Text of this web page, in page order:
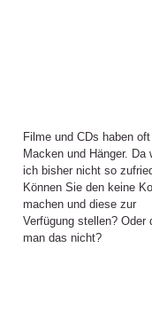
Filme und CDs haben oft
Macken und Hänger. Da
ich bisher nicht so
Können Sie den keine
machen und diese zur
Verfügung stellen? Oder
man das nicht?